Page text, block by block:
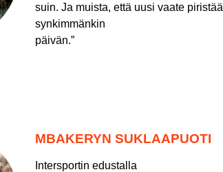
suin. Ja muista, että uusi vaate piristää
synkimmänkin
päivän.”
MBAKERYN SUKLAAPUOTI
Intersportin edustalla